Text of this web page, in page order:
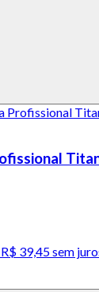
39,45 sem